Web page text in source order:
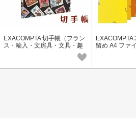
EXACOMPTA 切手帳（フラン
ス・輸入・文房具・文具・趣
EXACOMPTA
留め A4 ファ